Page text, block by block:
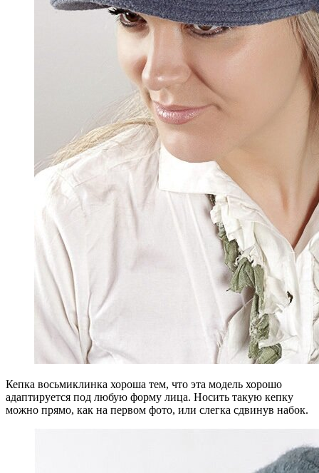
Кепка восьмиклинка хороша тем, что эта модель хорошо
адаптируется под любую форму лица. Носить такую кепку
можно прямо, как на первом фото, или слегка сдвинув набок.